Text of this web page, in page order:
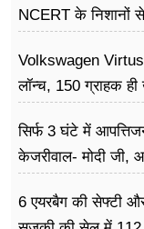
NCERT के निशानों
Volkswagen
लॉन्च, 150 ग्राहक
सिर्फ 3 घंटे में
केजरीवाल- मोदी जी,
6 एयरबैग की सेफ्टी